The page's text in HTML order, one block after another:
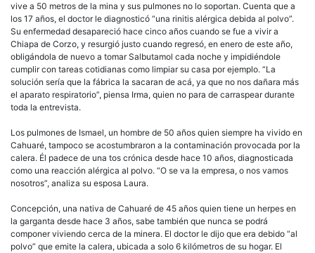
vive a 50 metros de la mina y sus pulmones no lo soportan. Cuenta que a
los 17 años, el doctor le diagnosticó “una rinitis alérgica debida al polvo”.
Su enfermedad desapareció hace cinco años cuando se fue a vivir a
Chiapa de Corzo, y resurgió justo cuando regresó, en enero de este año,
obligándola de nuevo a tomar Salbutamol cada noche y impidiéndole
cumplir con tareas cotidianas como limpiar su casa por ejemplo. “La
solución sería que la fábrica la sacaran de acá, ya que no nos dañara más
el aparato respiratorio”, piensa Irma, quien no para de carraspear durante
toda la entrevista.
Los pulmones de Ismael, un hombre de 50 años quien siempre ha vivido en
Cahuaré, tampoco se acostumbraron a la contaminación provocada por la
calera. Él padece de una tos crónica desde hace 10 años, diagnosticada
como una reacción alérgica al polvo. “O se va la empresa, o nos vamos
nosotros”, analiza su esposa Laura.
Concepción, una nativa de Cahuaré de 45 años quien tiene un herpes en
la garganta desde hace 3 años, sabe también que nunca se podrá
componer viviendo cerca de la minera. El doctor le dijo que era debido “al
polvo” que emite la calera, ubicada a solo 6 kilómetros de su hogar. El